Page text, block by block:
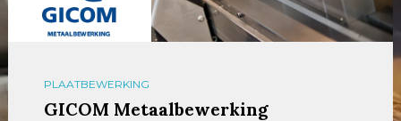
PLAATBEWERKING
GICOM Metaalbewerking